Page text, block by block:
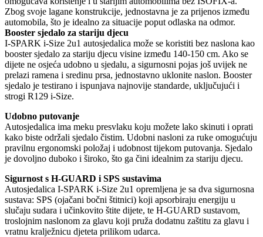
Zbog svoje lagane konstrukcije, jednostavna je za prijenos između
automobila, što je idealno za situacije poput odlaska na odmor.
Booster sjedalo za stariju djecu
I-SPARK i-Size 2u1 autosjedalica može se koristiti bez naslona kao
booster sjedalo za stariju djecu visine između 140-150 cm. Ako se
dijete ne osjeća udobno u sjedalu, a sigurnosni pojas još uvijek ne
prelazi ramena i sredinu prsa, jednostavno uklonite naslon. Booster
sjedalo je testirano i ispunjava najnovije standarde, uključujući i
strogi R129 i-Size.
Udobno putovanje
Autosjedalica ima meku presvlaku koju možete lako skinuti i oprati
kako biste održali sjedalo čistim. Udobni nasloni za ruke omogućuju
pravilnu ergonomski položaj i udobnost tijekom putovanja. Sjedalo
je dovoljno duboko i široko, što ga čini idealnim za stariju djecu.
Sigurnost s H-GUARD i SPS sustavima
Autosjedalica I-SPARK i-Size 2u1 opremljena je sa dva sigurnosna
sustava: SPS (ojačani bočni štitnici) koji apsorbiraju energiju u
slučaju sudara i učinkovito štite dijete, te H-GUARD sustavom,
troslojnim naslonom za glavu koji pruža dodatnu zaštitu za glavu i
vratnu kralježnicu djeteta prilikom udarca.